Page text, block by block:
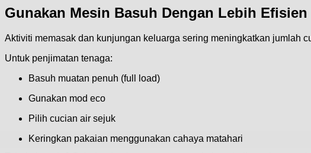
Gunakan Mesin Basuh Dengan Lebih Efisien
Aktiviti memasak dan kunjungan keluarga sering meningkatkan jumlah
Untuk penjimatan tenaga:
Basuh muatan penuh (full load)
Gunakan mod eco
Pilih cucian air sejuk
Keringkan pakaian menggunakan cahaya matahari